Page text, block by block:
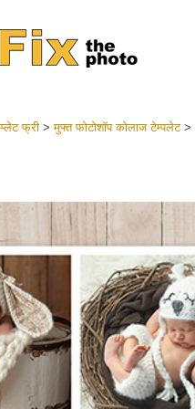
शादी की
बेस्ट
फ्री>मुफ्त फोटोशॉप कोलाज टेम्पलेट>